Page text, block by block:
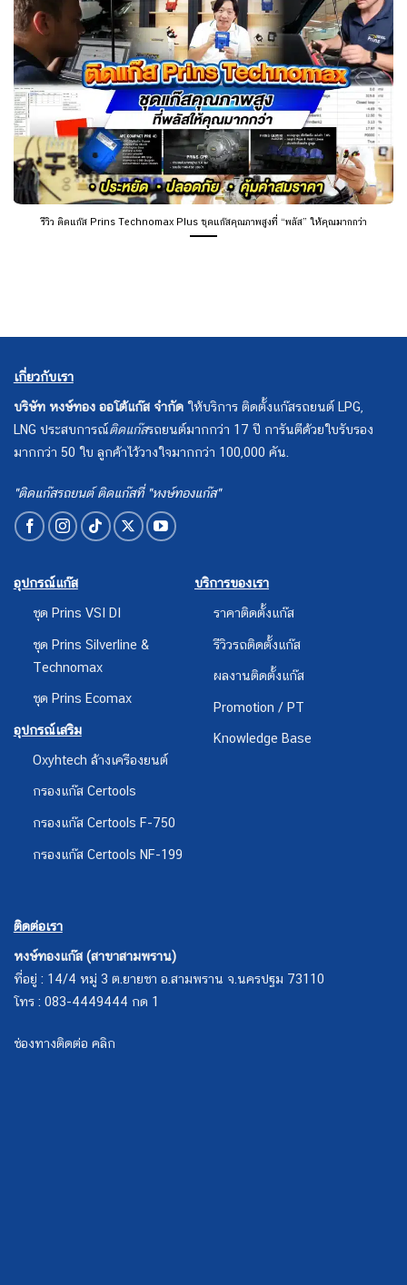
รีวิว ติดแก๊ส Prins Technomax Plus ชุดแก๊สคุณภาพสูงที่ “พลัส” ให้คุณมากกว่า
เกี่ยวกับเรา
บริษัท หงษ์ทอง ออโต้แก๊ส จำกัด ให้บริการ ติดตั้งแก๊สรถยนต์ LPG,
LNG ประสบการณ์ติดแก๊สรถยนต์มากกว่า 17 ปี การันตีด้วยใบรับรอง
มากกว่า 50 ใบ ลูกค้าไว้วางใจมากกว่า 100,000 คัน.
"ติดแก๊สรถยนต์ ติดแก๊สที่ "หงษ์ทองแก๊ส"
อุปกรณ์แก๊ส
ชุด Prins VSI DI
ชุด Prins Silverline &
Technomax
ชุด Prins Ecomax
อุปกรณ์เสริม
Oxyhtech ล้างเครืองยนต์
กรองแก๊ส Certools
กรองแก๊ส Certools F-750
กรองแก๊ส Certools NF-199
บริการของเรา
ราคาติดตั้งแก๊ส
รีวิวรถติดตั้งแก๊ส
ผลงานติดตั้งแก๊ส
Promotion / PT
Knowledge Base
ติดต่อเรา
หงษ์ทองแก๊ส (สาขาสามพราน)
ที่อยู่ : 14/4 หมู่ 3 ต.ยายชา อ.สามพราน จ.นครปฐม 73110
โทร : 083-4449444 กด 1
ช่องทางติดต่อ คลิก